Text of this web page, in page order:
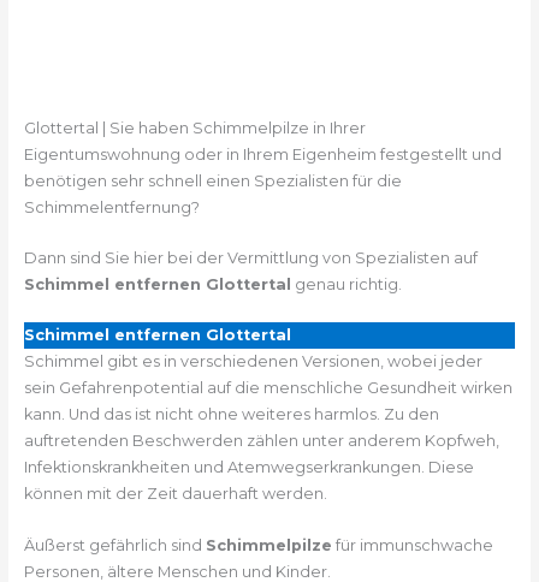
Glottertal | Sie haben Schimmelpilze in Ihrer
Eigentumswohnung oder in Ihrem Eigenheim festgestellt und
benötigen sehr schnell einen Spezialisten für die
Schimmelentfernung?
Dann sind Sie hier bei der Vermittlung von Spezialisten auf
Schimmel entfernen Glottertal genau richtig.
Schimmel entfernen Glottertal
Schimmel gibt es in verschiedenen Versionen, wobei jeder
sein Gefahrenpotential auf die menschliche Gesundheit wirken
kann. Und das ist nicht ohne weiteres harmlos. Zu den
auftretenden Beschwerden zählen unter anderem Kopfweh,
Infektionskrankheiten und Atemwegserkrankungen. Diese
können mit der Zeit dauerhaft werden.
Äußerst gefährlich sind Schimmelpilze für immunschwache
Personen, ältere Menschen und Kinder.